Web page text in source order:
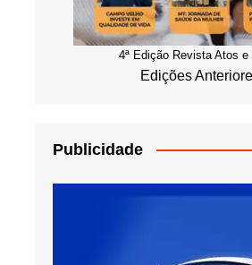
4ª Edição Revista Atos e
Edições
Publicidade